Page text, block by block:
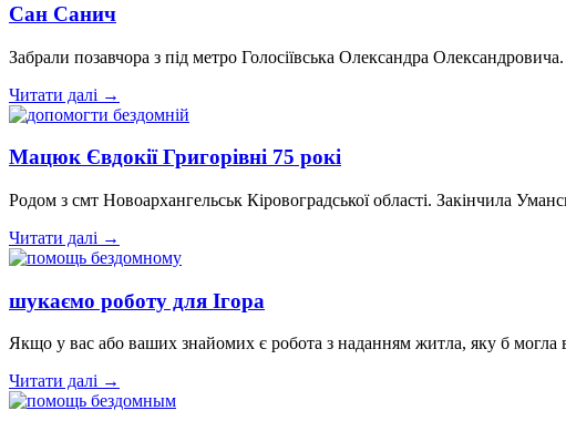
Сан Санич
Забрали позавчора з під метро Голосіївська Олександра
Читати далі →
Мацюк Євдокії Григорівні 75 рокі
Родом з смт Новоархангельськ Кіровоградської області. Закінчила
Читати далі →
шукаємо роботу для Ігора
Якщо у вас або ваших знайомих є робота з наданням житла, яку б
Читати далі →